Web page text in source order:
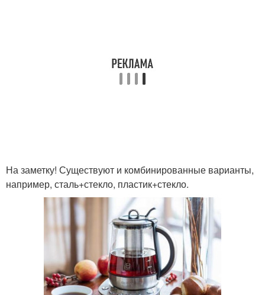
На заметку! Существуют и комбинированные варианты,
например, сталь+стекло, пластик+стекло.